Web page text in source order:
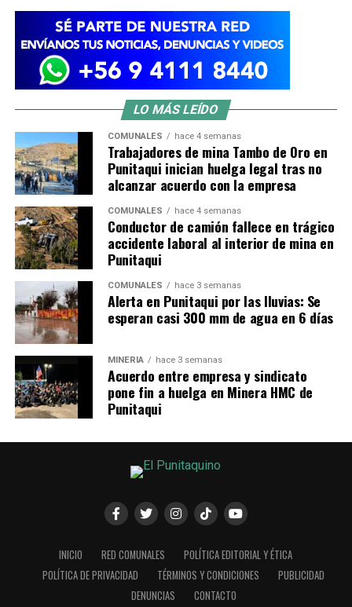
LO MÁS LEÍDO
COMUNALES hace 4 semanas
Trabajadores de mina Tambo de Oro en
Punitaqui inician huelga legal tras no
alcanzar acuerdo con la empresa
COMUNALES hace 4 semanas
Conductor de camión fallece en trágico
accidente laboral al interior de mina en
Punitaqui
COMUNALES hace 3 semanas
Alerta en Punitaqui por las lluvias: Se
esperan casi 300 mm de agua en 6 días
MINERÍA hace 3 semanas
Acuerdo entre empresa y sindicato
pone fin a huelga en Minera HMC de
Punitaqui
INICIO RED COMUNALES
POLÍTICA EDITORIAL Y ÉTICA
POLÍTICA DE PRIVACIDAD
TÉRMINOS Y CONDICIONES
PUBLICIDAD
DENUNCIAS
CONTACTO